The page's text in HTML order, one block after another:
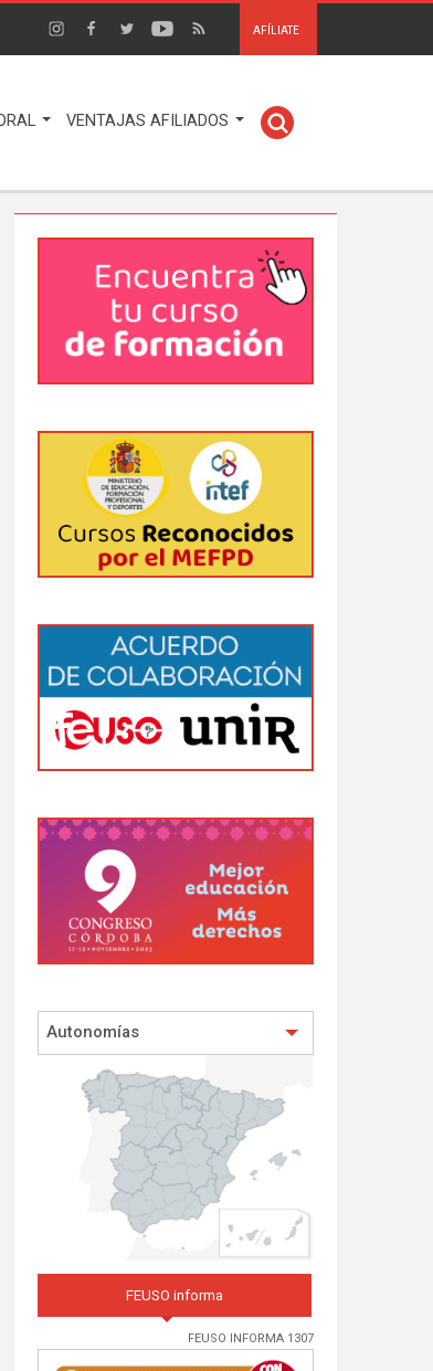
AFÍLIATE
VENTAJAS AFILIADOS
Autonomías
FEUSO informa
FEUSO INFORMA 1307